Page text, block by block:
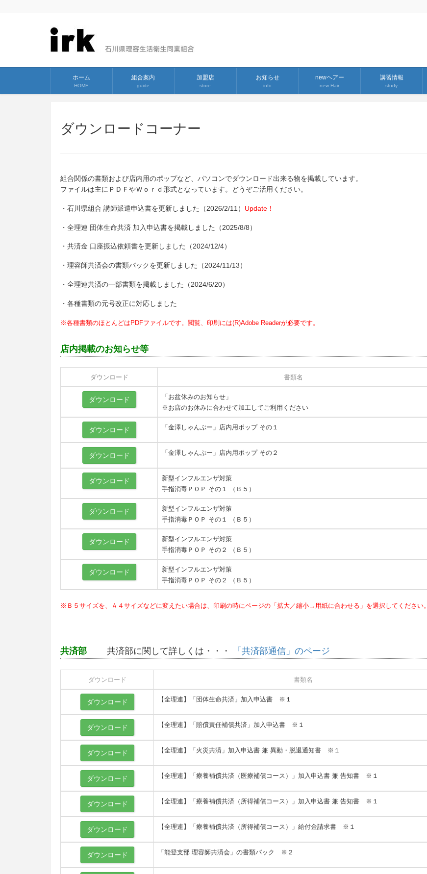
ホーム
HOME
組合案内
guide
加盟店
store
お知らせ
info
newヘアー
new Hair
講習情報
study
ダウンロードコーナー
組合関係の書類および店内用のポップなど、パソコンでダウンロード出来る物を掲載しています。
ファイルは主にＰＤＦやＷｏｒｄ形式となっています。どうぞご活用ください。
・石川県組合 講師派遣申込書を更新しました（2026/2/11） Update！
・全理連 団体生命共済 加入申込書を掲載しました（2025/8/8）
・共済金 口座振込依頼書を更新しました（2024/12/4）
・理容師共済会の書類パックを更新しました（2024/11/13）
・全理連共済の一部書類を掲載しました（2024/6/20）
・各種書類の元号改正に対応しました
※各種書類のほとんどはPDFファイルです。閲覧、印刷には(R)Adobe Readerが必要です。
店内掲載のお知らせ等
ダウンロード 書類名
ダウンロード
「お盆休みのお知らせ」
※お店のお休みに合わせて加工してご利用ください
ダウンロード 「金澤しゃんぷー」店内用ポップ その１
ダウンロード 「金澤しゃんぷー」店内用ポップ その２
ダウンロード
新型インフルエンザ対策
手指消毒ＰＯＰ その１ （Ｂ５）
ダウンロード
新型インフルエンザ対策
手指消毒ＰＯＰ その１ （Ｂ５）
ダウンロード
新型インフルエンザ対策
手指消毒ＰＯＰ その２ （Ｂ５）
ダウンロード
新型インフルエンザ対策
手指消毒ＰＯＰ その２ （Ｂ５）
※Ｂ５サイズを、Ａ４サイズなどに変えたい場合は、印刷の時にページの「拡大／縮小→用紙に合わせる」を選択してください。
共済部 共済部に関して詳しくは・・・ 「共済部通信」のページ
ダウンロード 書類名
ダウンロード 【全理連】「団体生命共済」加入申込書 ※１
ダウンロード 【全理連】「賠償責任補償共済」加入申込書 ※１
ダウンロード 【全理連】「火災共済」加入申込書 兼 異動・脱退通知書 ※１
ダウンロード 【全理連】「療養補償共済（医療補償コース）」加入申込書 兼 告知書 ※１
ダウンロード 【全理連】「療養補償共済（所得補償コース）」加入申込書 兼 告知書 ※１
ダウンロード 【全理連】「療養補償共済（所得補償コース）」給付金請求書 ※１
ダウンロード 「能登支部 理容師共済会」の書類パック ※２